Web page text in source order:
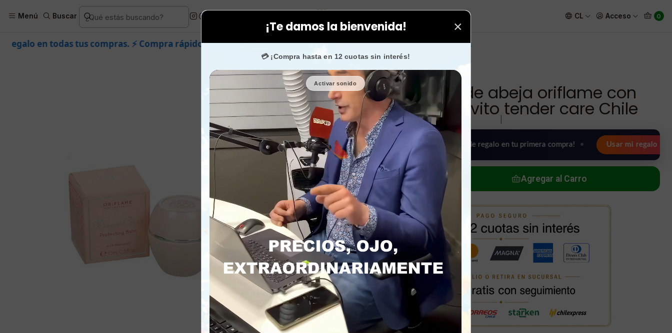
¡Te damos la bienvenida! ×
💳 ¡Compra hasta en 12 cuotas sin interés!
Activar sonido
Menú Buscar CL Acceso 0
Marcas Oriflame Cremas Crema cera de abeja oriflame con forma de huevito tender care Chile
⚡ Compra rápido y aprovecha. 💙 +50.000 fans enInstagramconfían en nosotros.
Crema cera de abeja oriflame con
forma de huevito tender care Chile
🎉 Bienvenid@ 🔥 ¡Hasta $2.500 de regalo en tu primera compra! • Usar mi regalo ahora 🖤
Cantidad
Agregar al Carro